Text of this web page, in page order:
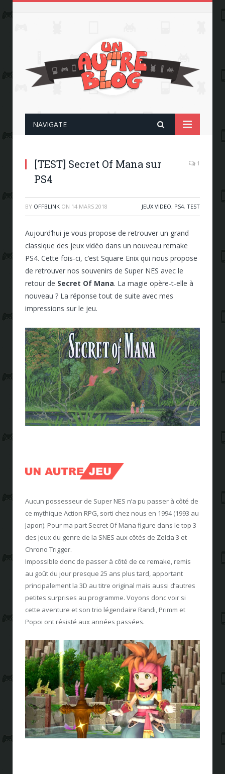
NAVIGATE
[TEST] Secret Of Mana sur
PS4
1
BY OFFBLINK ON 14 MARS 2018 JEUX VIDEO, PS4, TEST
Aujourd’hui je vous propose de retrouver un grand
classique des jeux vidéo dans un nouveau remake
PS4. Cette fois-ci, c’est Square Enix qui nous propose
de retrouver nos souvenirs de Super NES avec le
retour de Secret Of Mana. La magie opère-t-elle à
nouveau ? La réponse tout de suite avec mes
impressions sur le jeu.
Aucun possesseur de Super NES n’a pu passer à côté de
ce mythique Action RPG, sorti chez nous en 1994 (1993 au
Japon). Pour ma part Secret Of Mana figure dans le top 3
des jeux du genre de la SNES aux côtés de Zelda 3 et
Chrono Trigger.
Impossible donc de passer à côté de ce remake, remis
au goût du jour presque 25 ans plus tard, apportant
principalement la 3D au titre original mais aussi d’autres
petites surprises au programme. Voyons donc voir si
cette aventure et son trio légendaire Randi, Primm et
Popoi ont résisté aux années passées.